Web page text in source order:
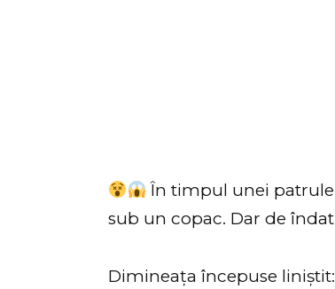
În timpul unei
sub un copac. Dar de
Dimineața începuse